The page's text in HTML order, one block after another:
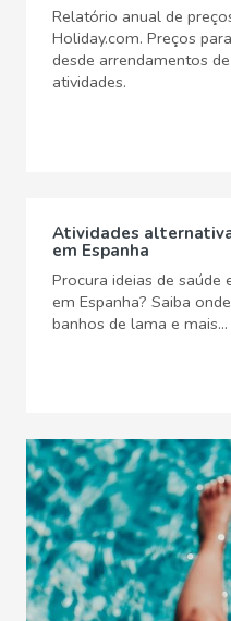
Relatório anual de
Holiday.com. Preços
desde arrendamentos
atividades.
Atividades
em Espanha
Procura ideias de saúde
em Espanha? Saiba
banhos de lama e mais...